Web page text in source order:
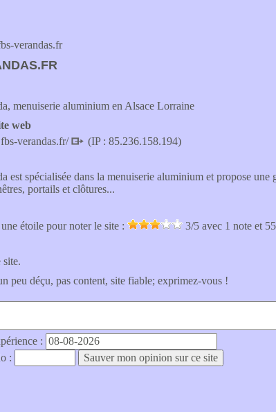
verandas.fr
menuiserie aluminium en Alsace Lorraine
web
verandas.fr/
(IP : 85.236.158.194)
est spécialisée dans la menuiserie aluminium et propose
portails et clôtures...
étoile pour noter le site :
3/5 avec 1 note et
site.
peu déçu, pas content, site fiable; exprimez-vous !
:
: